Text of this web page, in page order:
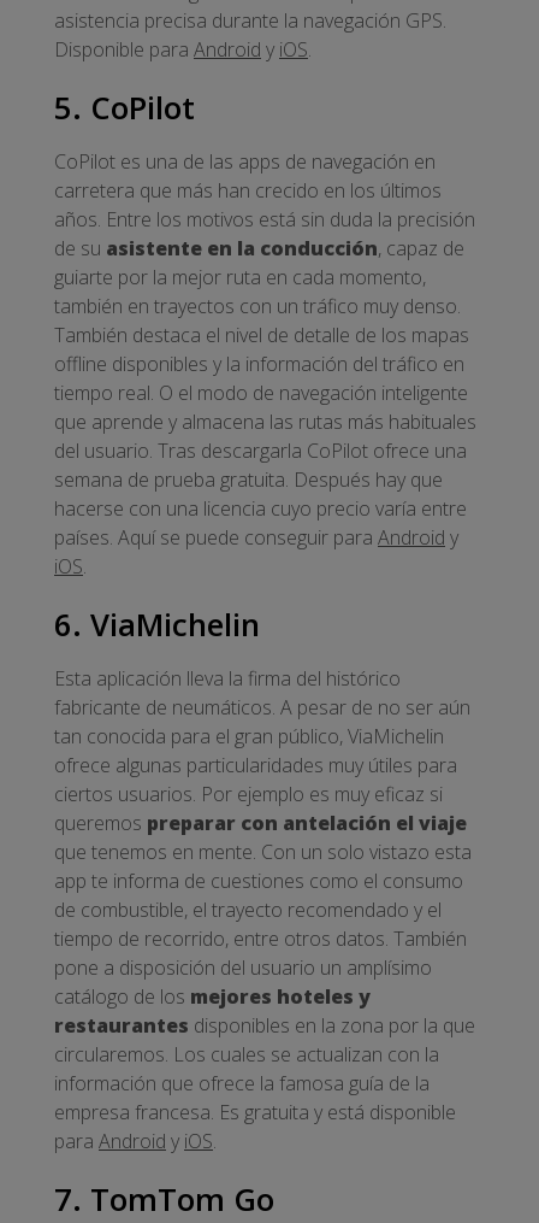
asistencia precisa durante la navegación GPS.
Disponible para Android y iOS.
5. CoPilot
CoPilot es una de las apps de navegación en
carretera que más han crecido en los últimos
años. Entre los motivos está sin duda la precisión
de su asistente en la conducción, capaz de
guiarte por la mejor ruta en cada momento,
también en trayectos con un tráfico muy denso.
También destaca el nivel de detalle de los mapas
offline disponibles y la información del tráfico en
tiempo real. O el modo de navegación inteligente
que aprende y almacena las rutas más habituales
del usuario. Tras descargarla CoPilot ofrece una
semana de prueba gratuita. Después hay que
hacerse con una licencia cuyo precio varía entre
países. Aquí se puede conseguir para Android y
iOS.
6. ViaMichelin
Esta aplicación lleva la firma del histórico
fabricante de neumáticos. A pesar de no ser aún
tan conocida para el gran público, ViaMichelin
ofrece algunas particularidades muy útiles para
ciertos usuarios. Por ejemplo es muy eficaz si
queremos preparar con antelación el viaje
que tenemos en mente. Con un solo vistazo esta
app te informa de cuestiones como el consumo
de combustible, el trayecto recomendado y el
tiempo de recorrido, entre otros datos. También
pone a disposición del usuario un amplísimo
catálogo de los mejores hoteles y
restaurantes disponibles en la zona por la que
circularemos. Los cuales se actualizan con la
información que ofrece la famosa guía de la
empresa francesa. Es gratuita y está disponible
para Android y iOS.
7. TomTom Go